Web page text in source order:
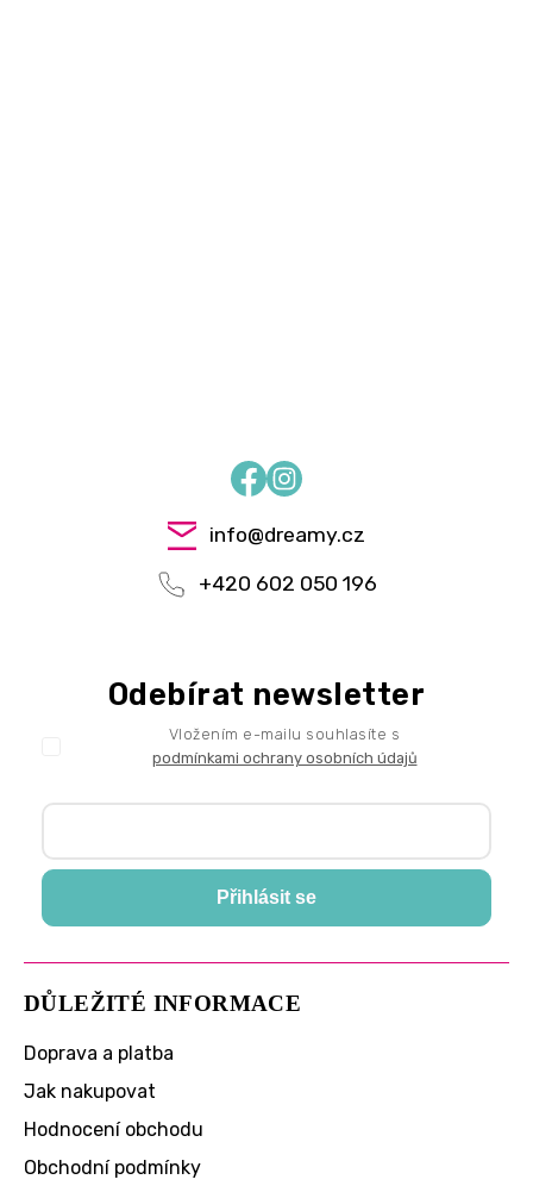
FacebookInstagram
info@dreamy.cz
+420 602 050 196
DŮLEŽITÉ INFORMACE
Doprava a platba
Jak nakupovat
Hodnocení obchodu
Obchodní podmínky
Odebírat newsletter
Vložením e-mailu souhlasíte s
podmínkami ochrany osobních údajů
Přihlásit se